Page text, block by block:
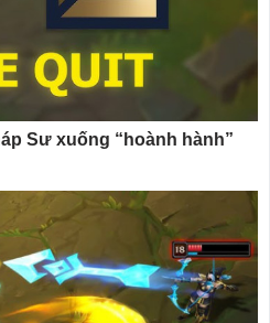
Sư xuống “hoành hành”